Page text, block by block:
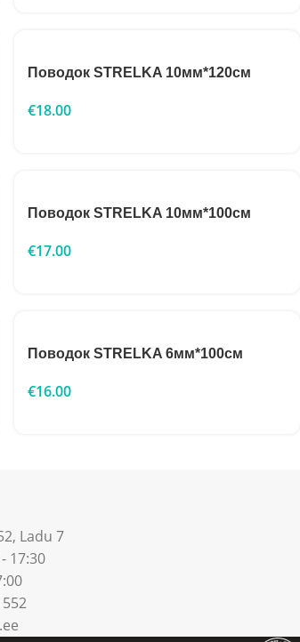
Поводок STRELKA 10мм*120см
€18.00
Поводок STRELKA 10мм*100см
€17.00
Поводок STRELKA 6мм*100см
€16.00
Ladu 7
17:30